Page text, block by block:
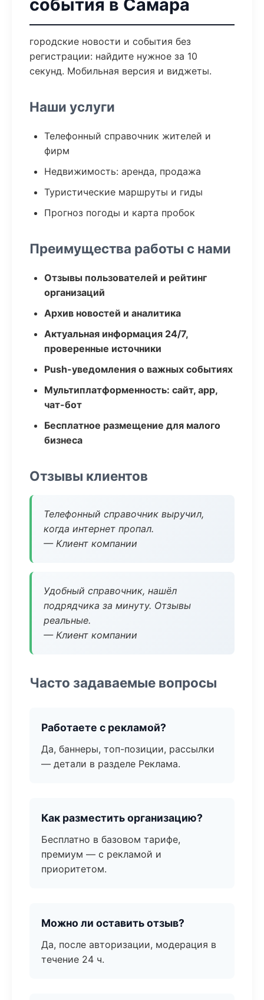
события в Самара
городские новости и события без
регистрации: найдите нужное за 10
секунд. Мобильная версия и виджеты.
Наши услуги
Телефонный справочник жителей и
фирм
Недвижимость: аренда, продажа
Туристические маршруты и гиды
Прогноз погоды и карта пробок
Преимущества работы с нами
Отзывы пользователей и рейтинг
организаций
Архив новостей и аналитика
Актуальная информация 24/7,
проверенные источники
Push-уведомления о важных событиях
Мультиплатформенность: сайт, app,
чат-бот
Бесплатное размещение для малого
бизнеса
Отзывы клиентов
Телефонный справочник выручил,
когда интернет пропал.
— Клиент компании
Удобный справочник, нашёл
подрядчика за минуту. Отзывы
реальные.
— Клиент компании
Часто задаваемые вопросы
Работаете с рекламой?
Да, баннеры, топ-позиции, рассылки
— детали в разделе Реклама.
Как разместить организацию?
Бесплатно в базовом тарифе,
премиум — с рекламой и
приоритетом.
Можно ли оставить отзыв?
Да, после авторизации, модерация в
течение 24 ч.